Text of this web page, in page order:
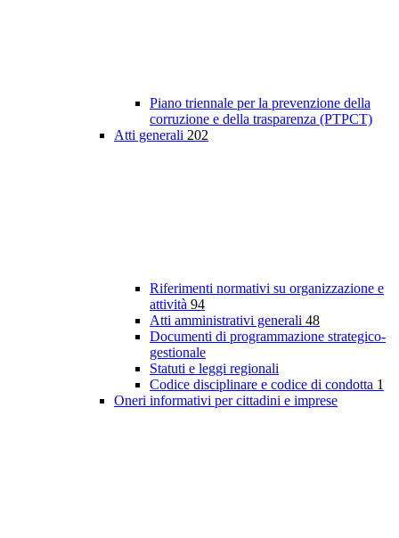
Piano triennale per la prevenzione della
corruzione e della trasparenza (PTPCT)
Atti generali 202
Riferimenti normativi su organizzazione e
attività 94
Atti amministrativi generali 48
Documenti di programmazione strategico-
gestionale
Statuti e leggi regionali
Codice disciplinare e codice di condotta 1
Oneri informativi per cittadini e imprese